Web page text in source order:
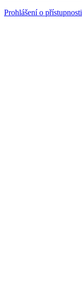
Prohlášení o přístupnosti